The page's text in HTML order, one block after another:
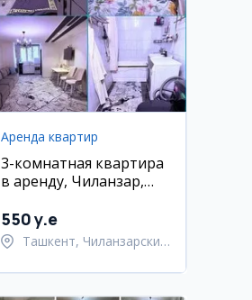
Аренда квартир
3-комнатная квартира
в аренду, Чиланзар,
550 y.e
Ташкент, Чиланзарский